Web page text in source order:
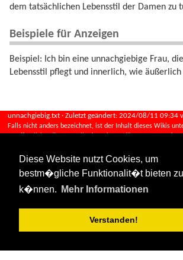
Diese Website nutzt Cookies, um
bestm�gliche Funktionalit�t bieten zu
k�nnen.
Mehr Informationen
Verstanden!
dem tatsächlichen Lebensstil der Damen zu
Beispiele für Anzeigen
Beispiel: Ich bin eine unnachgiebige Frau,
Lebensstil pflegt und innerlich, wie
unnachgiebig.txt · Zuletzt geändert:2024/08/11 09:34
Falls nicht anders bezeichnet, ist der Inhalt dieses Wikis